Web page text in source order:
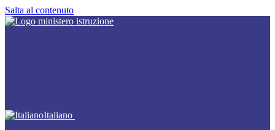
Salta al contenuto
Italiano